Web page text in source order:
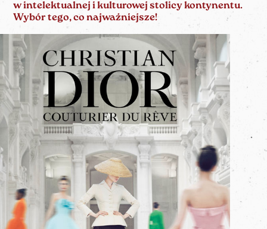
w intelektualnej i kulturowej stolicy kontynentu.
Wybór tego, co najważniejsze!